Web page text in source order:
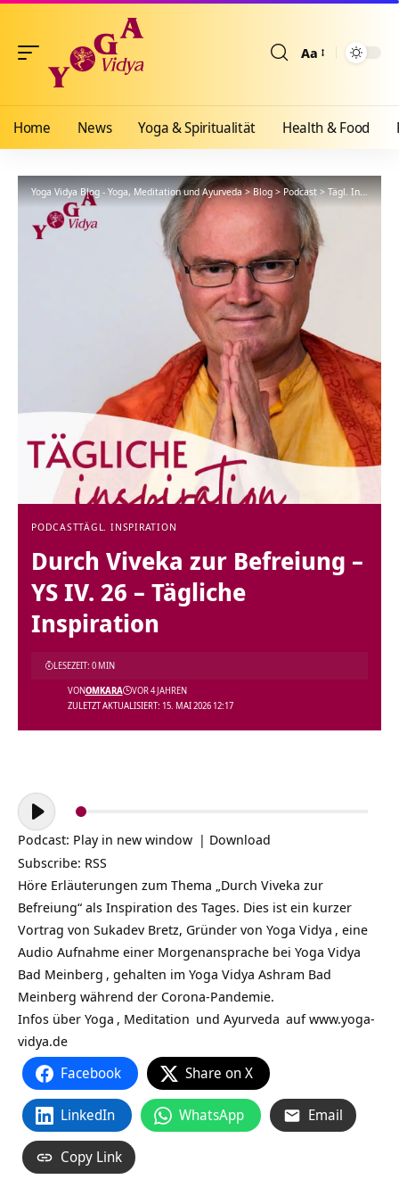
Aa
Home News Yoga & Spiritualität Health & Food
Yoga Vidya Blog - Yoga, Meditation und Ayurveda>Blog>Podcast>Tägl. Inspiration
PODCASTTÄGL. INSPIRATION
Durch Viveka zur Befreiung –
YS IV. 26 – Tägliche
Inspiration
ZULETZT AKTUALISIERT: 15. MAI 2026 12:17
VONOMKARA VOR 4 JAHREN
LESEZEIT: 0 MIN
Audio-
Player
Podcast: Play in new window | Download
Subscribe: RSS
Höre Erläuterungen zum Thema „Durch Viveka zur
Befreiung“ als Inspiration des Tages. Dies ist ein kurzer
Vortrag von Sukadev Bretz, Gründer von Yoga Vidya , eine
Audio Aufnahme einer Morgenansprache bei Yoga Vidya
Bad Meinberg , gehalten im Yoga Vidya Ashram Bad
Meinberg während der Corona-Pandemie.
Infos über Yoga , Meditation und Ayurveda aufwww.yoga-
vidya.de
Facebook Share on X
LinkedIn WhatsApp Email
Copy Link